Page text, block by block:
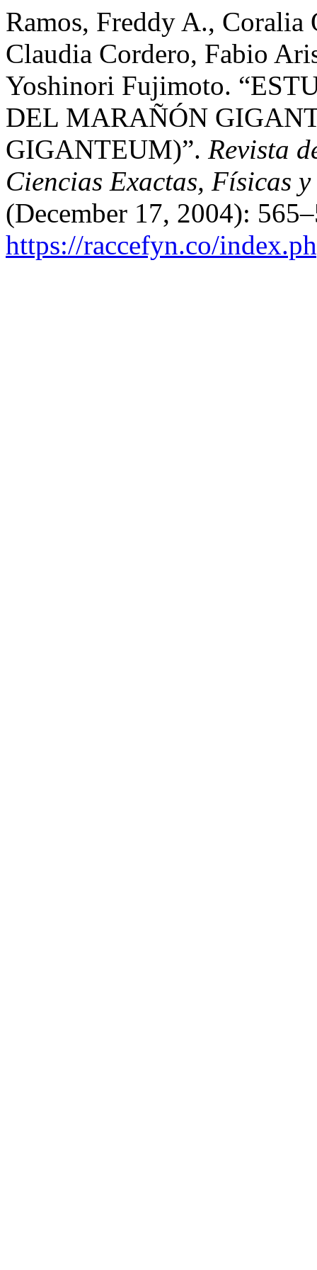
Ramos, Freddy A., Coralia
Claudia Cordero, Fabio
Yoshinori Fujimoto.
DEL MARAÑÓN
GIGANTEUM)”. Revista
Ciencias Exactas, Físicas
(December 17, 2004):
https://raccefyn.co/